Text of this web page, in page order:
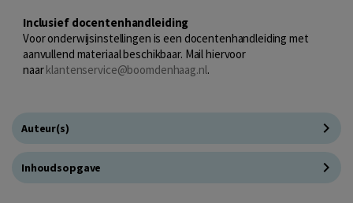
Inclusief docentenhandleiding
Voor onderwijsinstellingen is een docentenhandleiding met
aanvullend materiaal beschikbaar. Mail hiervoor
naarklantenservice@boomdenhaag.nl.
Auteur(s)
Inhoudsopgave